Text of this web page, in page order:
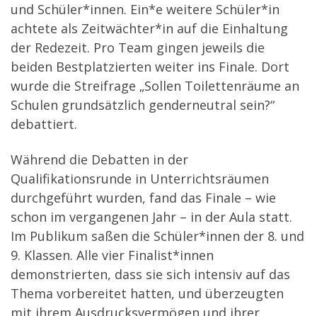
und Schüler*innen. Ein*e weitere Schüler*in
achtete als Zeitwächter*in auf die Einhaltung
der Redezeit. Pro Team gingen jeweils die
beiden Bestplatzierten weiter ins Finale. Dort
wurde die Streifrage „Sollen Toilettenräume an
Schulen grundsätzlich genderneutral sein?“
debattiert.
Während die Debatten in der
Qualifikationsrunde in Unterrichtsräumen
durchgeführt wurden, fand das Finale – wie
schon im vergangenen Jahr – in der Aula statt.
Im Publikum saßen die Schüler*innen der 8. und
9. Klassen. Alle vier Finalist*innen
demonstrierten, dass sie sich intensiv auf das
Thema vorbereitet hatten, und überzeugten
mit ihrem Ausdrucksvermögen und ihrer